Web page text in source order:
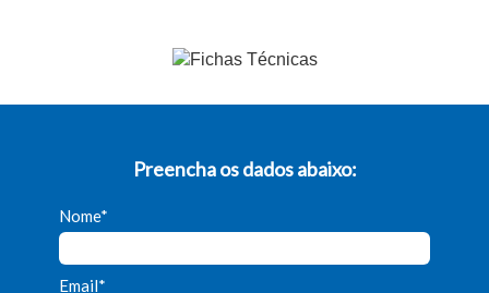
Preencha os dados abaixo:
Nome*
Email*